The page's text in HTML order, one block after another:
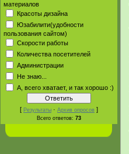
материалов
Красоты дизайна
Юзабилити(удобности
пользования сайтом)
Скорости работы
Количества посетителей
Администрации
Не знаю...
А, всего хватает, и так хорошо :)
[ Результаты · Архив опросов ]
Всего ответов: 73